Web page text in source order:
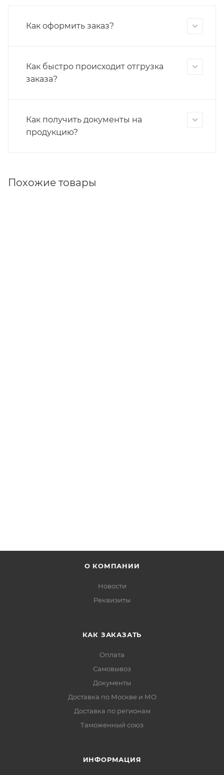
Как оформить заказ?
Как быстро происходит отгрузка
заказа?
Как получить документы на
продукцию?
Похожие товары
О КОМПАНИИ
Новости
Реквизиты
КАК ЗАКАЗАТЬ
Оплата
Самовывоз
Документы
Доставка по Москве и МО
Доставка по регионам
Таможенный союз
ИНФОРМАЦИЯ